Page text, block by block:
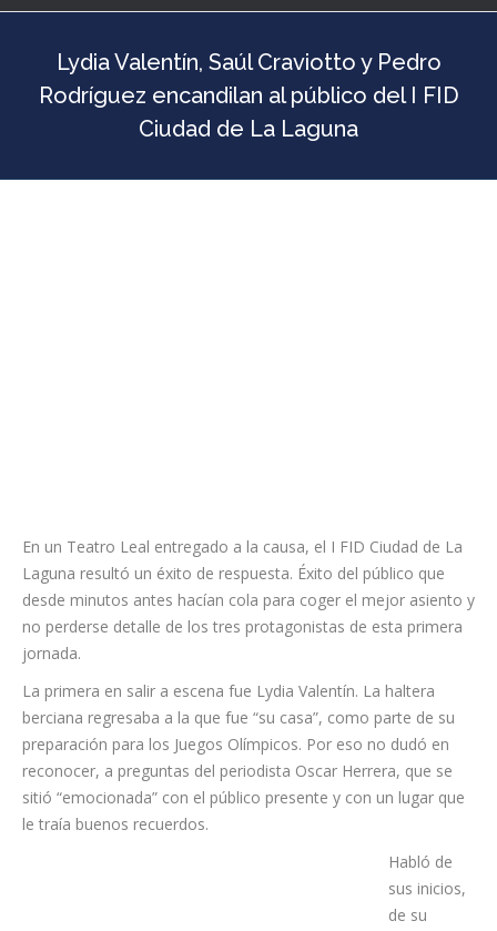
Lydia Valentín, Saúl Craviotto y Pedro
Rodríguez encandilan al público del I FID
Ciudad de La Laguna
En un Teatro Leal entregado a la causa, el I FID Ciudad de La
Laguna resultó un éxito de respuesta. Éxito del público que
desde minutos antes hacían cola para coger el mejor asiento y
no perderse detalle de los tres protagonistas de esta primera
jornada.
La primera en salir a escena fue Lydia Valentín. La haltera
berciana regresaba a la que fue “su casa”, como parte de su
preparación para los Juegos Olímpicos. Por eso no dudó en
reconocer, a preguntas del periodista Oscar Herrera, que se
sitió “emocionada” con el público presente y con un lugar que
Habló de